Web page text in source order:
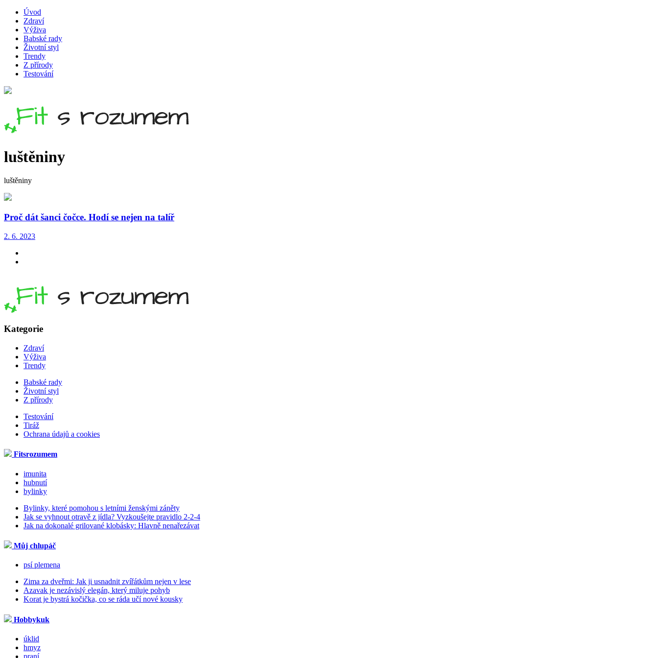
Úvod
Zdraví
Výživa
Babské rady
Životní styl
Trendy
Z přírody
Testování
luštěniny
luštěniny
Proč dát šanci čočce. Hodí se nejen na talíř
2. 6. 2023
Kategorie
Zdraví
Výživa
Trendy
Babské rady
Životní styl
Z přírody
Testování
Tiráž
Ochrana údajů a cookies
Fitsrozumem
imunita
hubnutí
bylinky
Bylinky, které pomohou s letními ženskými záněty
Jak se vyhnout otravě z jídla? Vyzkoušejte pravidlo 2-2-4
Jak na dokonalé grilované klobásky: Hlavně nenařezávat
Můj chlupáč
psí plemena
Zima za dveřmi: Jak ji usnadnit zvířátkům nejen v lese
Azavak je nezávislý elegán, který miluje pohyb
Korat je bystrá kočička, co se ráda učí nové kousky
Hobbykuk
úklid
hmyz
praní